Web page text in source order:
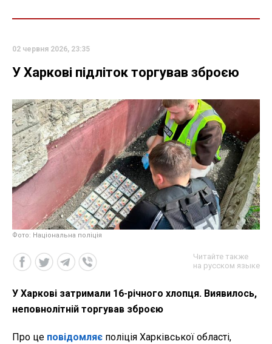
02 червня 2026, 23:35
У Харкові підліток торгував зброєю
Фото: Національна поліція
Читайте также
на русском языке
У Харкові затримали 16-річного хлопця. Виявилось,
неповнолітній торгував зброєю
Про це повідомляє поліція Харківської області,